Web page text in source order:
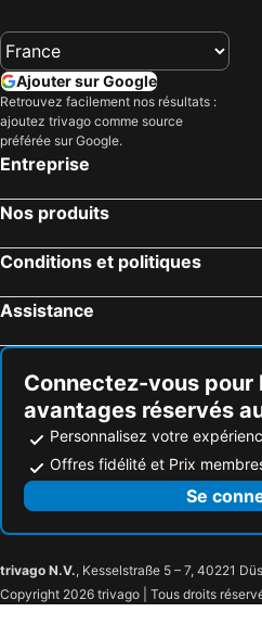
Ajouter sur Google
Retrouvez facilement nos résultats :
ajoutez trivago comme source
préférée sur Google.
Entreprise
Nos produits
Conditions et politiques
Assistance
Connectez-vous pour
avantages réservés
Personnalisez votre
Offres fidélité et Prix
Se
trivago N.V., Kesselstraße 5 – 7, 40221
Copyright 2026 trivago | Tous droits